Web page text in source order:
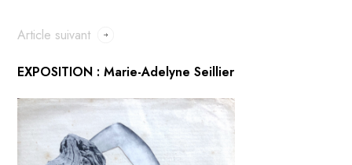
Article suivant
EXPOSITION : Marie-Adelyne Seillier